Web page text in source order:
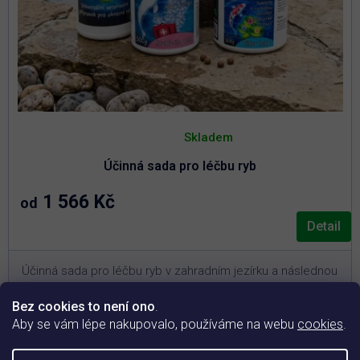
Bez cookies to není ono
Aby se vám lépe nakupovalo, používáme na webu cookies
Účinná sada pro léčbu ryb
hodnocení
5,0
Skladem
od 1 566 Kč
Detail
Účinná sada pro léčbu ryb v zahradním jezírku a následnou
podporu jejich kondice.
Pro jezírka o objemu 10 – 30 m
níže)
Akutní řešení při plísních, parazitech a bakteriálních